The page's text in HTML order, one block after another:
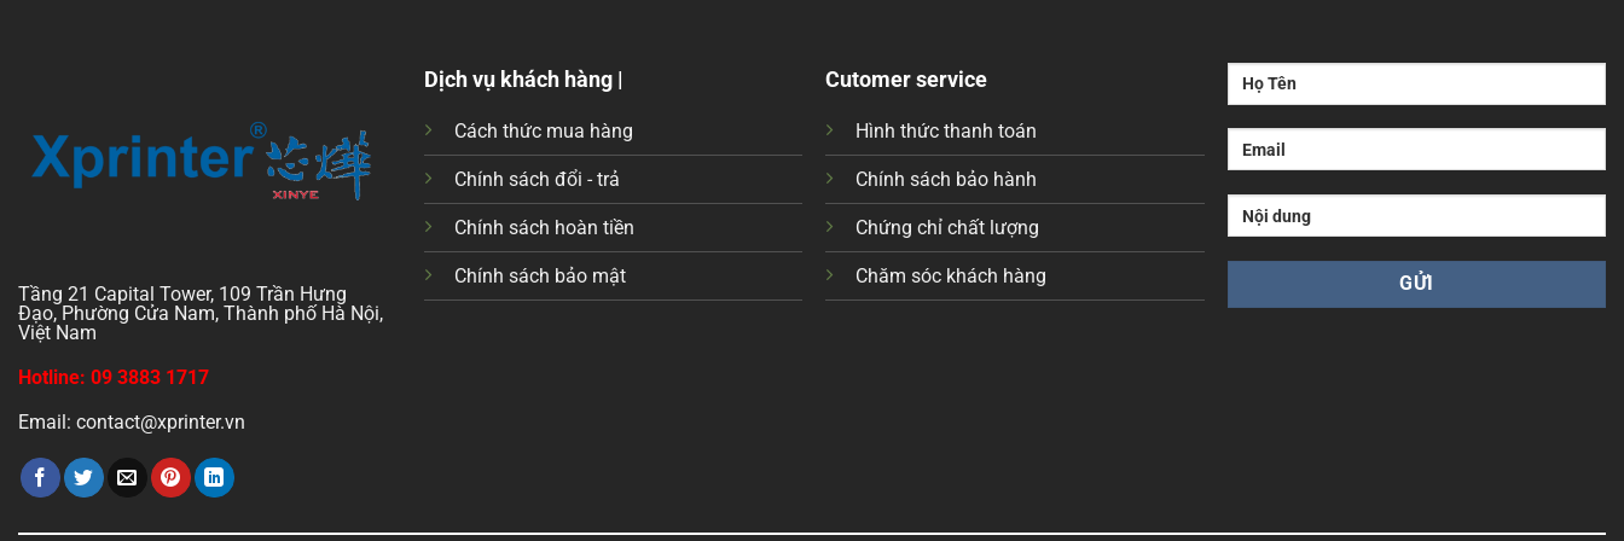
Tầng 21 Capital Tower, 109 Trần Hưng
Đạo, Phường Cửa Nam, Thành phố Hà Nội,
Việt Nam
Hotline: 09 3883 1717
Email: contact@xprinter.vn
Dịch vụ khách hàng |
Cách thức mua hàng
Chính sách đổi - trả
Chính sách hoàn tiền
Chính sách bảo mật
Cutomer service
Hình thức thanh toán
Chính sách bảo hành
Chứng chỉ chất lượng
Chăm sóc khách hàng